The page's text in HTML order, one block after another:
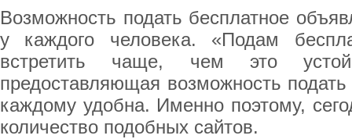
Возможность подать бесплатное
у каждого человека. «Подам
встретить чаще, чем это
предоставляющая возможность
каждому удобна. Именно поэтому,
количество подобных сайтов.